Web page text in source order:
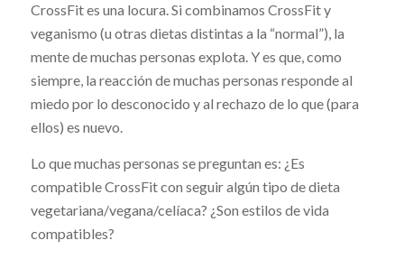
CrossFit es una locura. Si combinamos CrossFit y
veganismo (u otras dietas distintas a la “normal”), la
mente de muchas personas explota. Y es que, como
siempre, la reacción de muchas personas responde al
miedo por lo desconocido y al rechazo de lo que (para
ellos) es nuevo.
Lo que muchas personas se preguntan es: ¿Es
compatible CrossFit con seguir algún tipo de dieta
vegetariana/vegana/celíaca? ¿Son estilos de vida
compatibles?